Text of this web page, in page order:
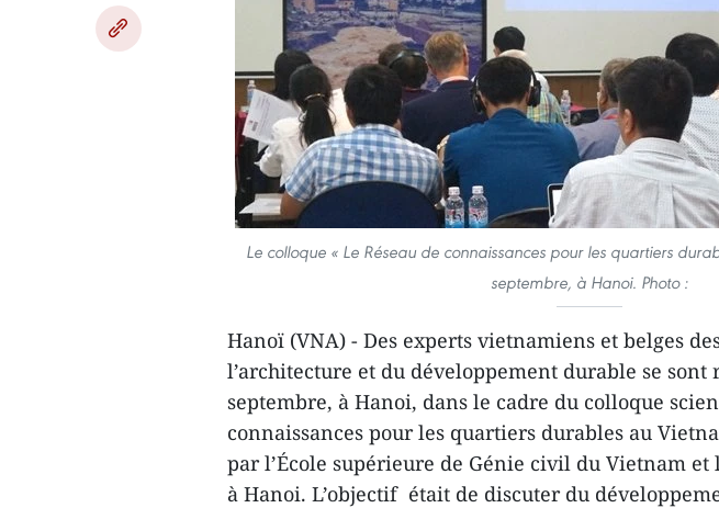
Le colloque « Le Réseau de connaissances pour les quartiers
septembre, à Hanoi. Photo :
Hanoï (VNA) - Des experts vietnamiens et belges
l’architecture et du développement durable se sont
septembre, à Hanoi, dans le cadre du colloque
connaissances pour les quartiers durables au
par l’École supérieure de Génie civil du Vietnam et
à Hanoi. L’objectif ​ était de discuter du